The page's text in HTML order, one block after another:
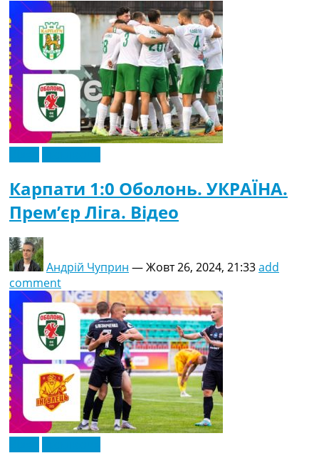
Карпати 1:0 Оболонь. УКРАЇНА.
Прем’єр Ліга. Відео
Андрій Чуприн —Жовт 26, 2024, 21:33add
comment